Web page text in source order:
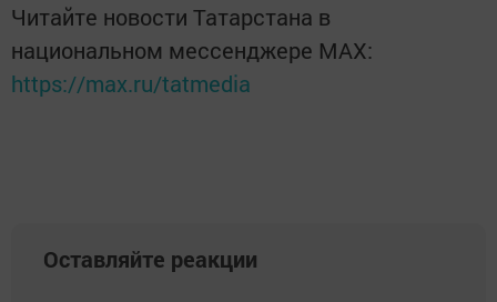
Читайте новости Татарстана в
национальном мессенджере MАХ:
https://max.ru/tatmedia
Оставляйте реакции